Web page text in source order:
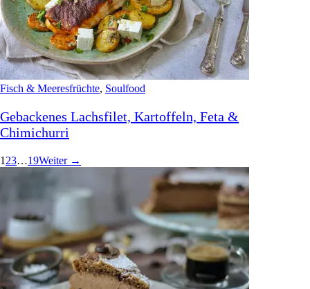
Fisch & Meeresfrüchte, Soulfood
Gebackenes Lachsfilet, Kartoffeln, Feta &
Chimichurri
1 23…19Weiter →